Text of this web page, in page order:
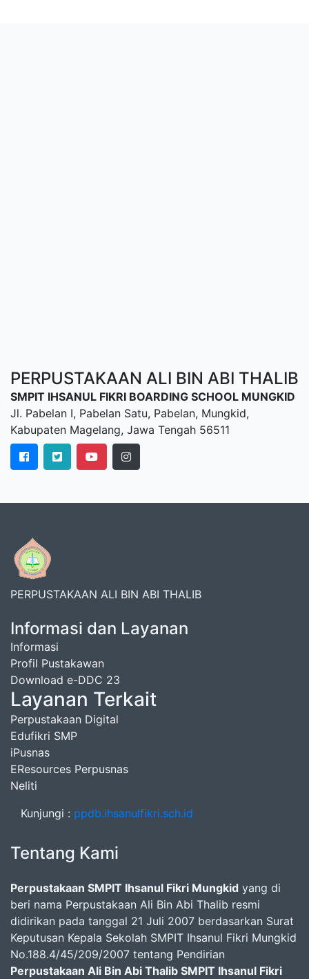
PERPUSTAKAAN ALI BIN ABI THALIB
SMPIT IHSANUL FIKRI BOARDING SCHOOL MUNGKID
Jl. Pabelan I, Pabelan Satu, Pabelan, Mungkid,
Kabupaten Magelang, Jawa Tengah 56511
PERPUSTAKAAN ALI BIN ABI THALIB
Informasi dan Layanan
Informasi
Profil Pustakawan
Download e-DDC 23
Layanan Terkait
Perpustakaan Digital
Edufikri SMP
iPusnas
EResources Perpusnas
Neliti
Kunjungi : ppdb.ihsanulfikri.sch.id
Tentang Kami
Perpustakaan SMPIT Ihsanul Fikri Mungkid yang di
beri nama Perpustakaan Ali Bin Abi Thalib resmi
didirikan pada tanggal 21 Juli 2007 berdasarkan Surat
Keputusan Kepala Sekolah SMPIT Ihsanul Fikri Mungkid
No.188.4/45/209/2007 tentang Pendirian
Perpustakaan Ali Bin Abi Thalib SMPIT Ihsanul Fikri